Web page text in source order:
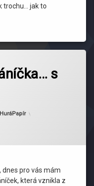
trochu… jak to
s
16 září, 2017
dnes pro vás mám
která vznikla z